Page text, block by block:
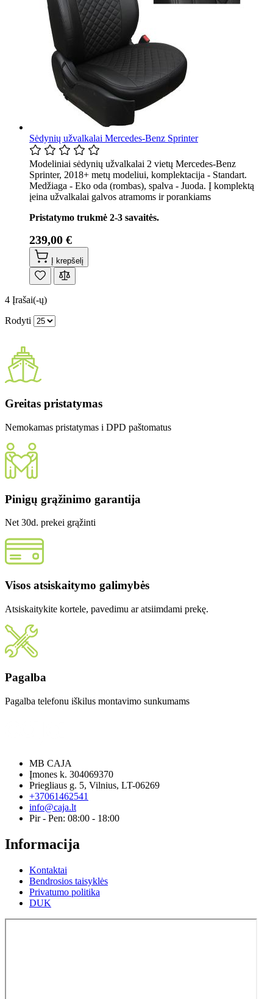
Sėdynių užvalkalai Mercedes-Benz Sprinter
Modeliniai sėdynių užvalkalai 2 vietų Mercedes-Benz
Sprinter, 2018+ metų modeliui, komplektacija - Standart.
Medžiaga - Eko oda (rombas), spalva - Juoda. Į komplektą
įeina užvalkalai galvos atramoms ir porankiams
Pristatymo trukmė 2-3 savaitės.
239,00 €
Į krepšelį
4 Įrašai(-ų)
Rodyti
Greitas pristatymas
Nemokamas pristatymas i DPD paštomatus
Pinigų grąžinimo garantija
Net 30d. prekei grąžinti
Visos atsiskaitymo galimybės
Atsiskaitykite kortele, pavedimu ar atsiimdami prekę.
Pagalba
Pagalba telefonu iškilus montavimo sunkumams
MB CAJA
Įmones k. 304069370
Priegliaus g. 5, Vilnius, LT-06269
+37061462541
info@caja.lt
Pir - Pen: 08:00 - 18:00
Informacija
Kontaktai
Bendrosios taisyklės
Privatumo politika
DUK